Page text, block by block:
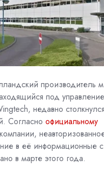
производитель
под
недавно
Согласно официальному
компании,
в её информационные
в марте этого года.